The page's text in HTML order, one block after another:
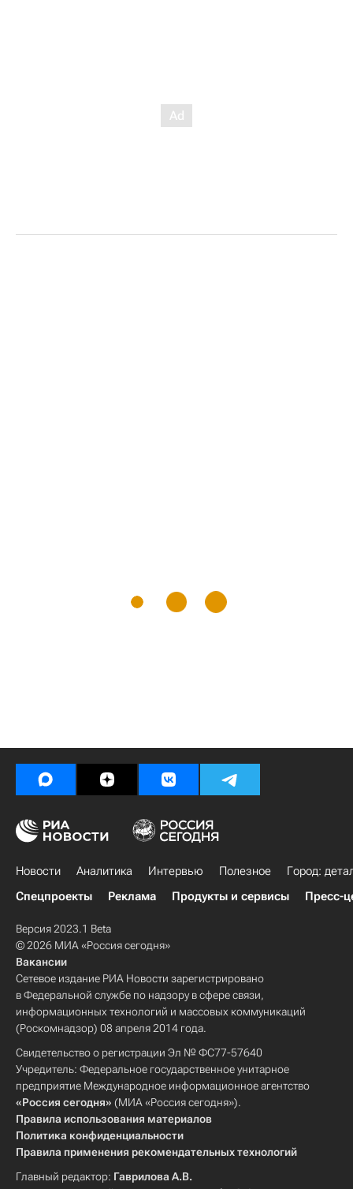
Новости Аналитика Интервью Полезное
Город:
Спецпроекты
Реклама Продукты и сервисы Пресс-
Версия 2023.1 Beta
© 2026 МИА «Россия сегодня»
Вакансии
Сетевое издание РИА Новости зарегистрировано
в Федеральной службе по надзору в сфере связи,
информационных технологий и массовых коммуникаций
(Роскомнадзор) 08 апреля 2014 года.
Свидетельство о регистрации Эл № ФС77-57640
Учредитель: Федеральное государственное унитарное
предприятие Международное информационное агентство
«Россия сегодня» (МИА «Россия сегодня»).
Правила использования материалов
Политика конфиденциальности
Правила применения рекомендательных технологий
Главный редактор: Гаврилова А.В.